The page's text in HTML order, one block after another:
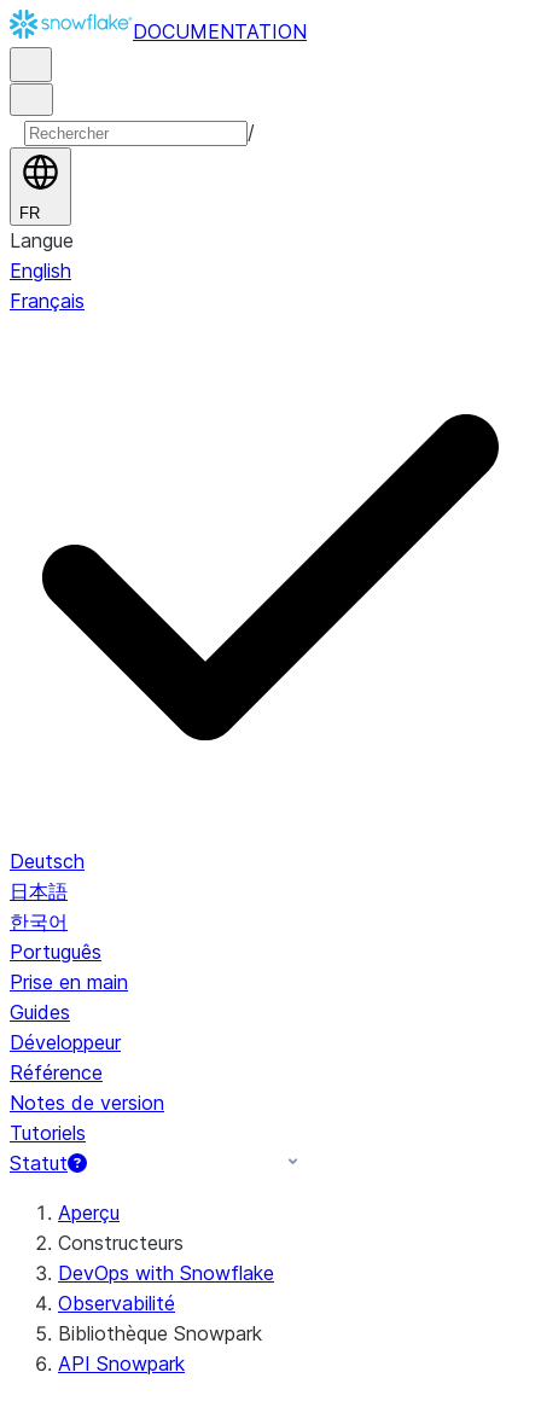
DOCUMENTATION
/
FR
Langue
English
Français
Deutsch
日本語
한국어
Português
Prise en main
Guides
Développeur
Référence
Notes de version
Tutoriels
Statut
Aperçu
Constructeurs
DevOps with Snowflake
Observabilité
Bibliothèque Snowpark
API Snowpark